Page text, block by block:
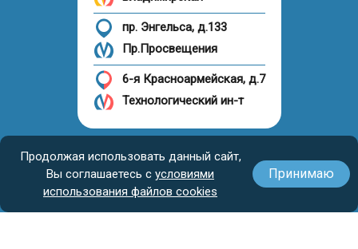
Продолжая использовать данный сайт,
Вы соглашаетесь с условиями
использования файлов cookies
Принимаю
пр. Энгельса, д.133
Пр.Просвещения
6-я Красноармейская, д.7
Технологический ин-т
Налоговый вычет